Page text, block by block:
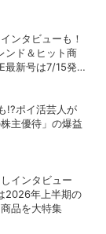
ンタビューも！
ンド＆ヒット商
最新号は7/15発
!?ポイ活芸人が
主優待」の爆益
インタビュー
2026年上半期の
品を大特集